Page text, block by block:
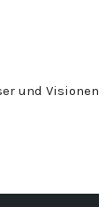
und Visionen